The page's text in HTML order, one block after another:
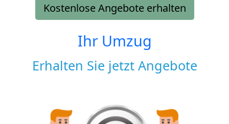
Kostenlose Angebote erhalten
Ihr Umzug
Erhalten Sie jetzt Angebote